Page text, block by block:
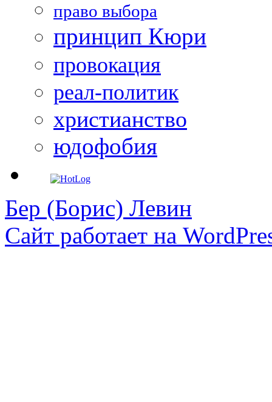
право выбора
принцип Кюри
провокация
реал-политик
христианство
юдофобия
Бер (Борис) Левин
Сайт работает на